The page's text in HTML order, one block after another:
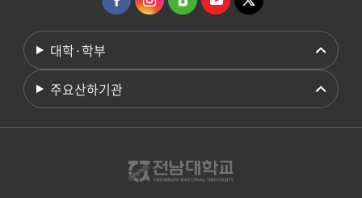
대학·학부
주요산하기관